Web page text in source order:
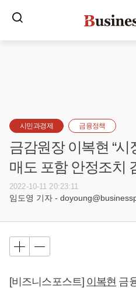
시민과경제 금융정책
금감원장 이복현 “
매도 포함 안정조치
2022-10-11 20:23:11
임도영 기자 -
[비즈니스포스트] 이복현 금